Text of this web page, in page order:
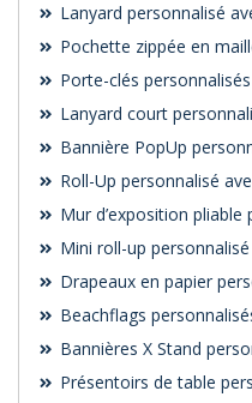
Lanyard personnalisé
Pochette zippée en
Porte-clés
Lanyard court
Bannière PopUp
Roll-Up personnalisé
Mur d’exposition
Mini roll-up
Drapeaux en papier
Beachflags
Bannières X Stand
Présentoirs de table